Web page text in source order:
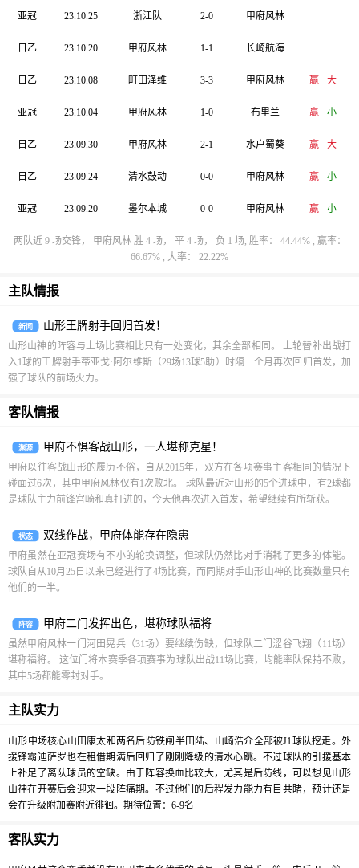
亚冠 23.10.25 浙江队 2-0 甲府风林
日乙 23.10.20 甲府风林 1-1 长崎航海
日乙 23.10.08 町田泽维 3-3 甲府风林 赢 大
亚冠 23.10.04 甲府风林 1-0 布里兰 赢 小
日乙 23.09.30 甲府风林 2-1 水户蜀葵 赢 大
日乙 23.09.24 清水鼓动 0-0 甲府风林 赢 小
亚冠 23.09.20 墨尔本城 0-0 甲府风林 赢 小
两队近 9 场交锋， 甲府风林 胜 4 场， 平 4 场， 负 1 场, 胜率： 44.44% , 赢率：
66.67% , 大率： 22.22%
主队情报
新闻 山形王牌射手回归首发！
山形山神的阵容与上场比赛相比只有一处变化，其余全部相同。 上轮替补出战打
入1球的王牌射手蒂亚戈·阿尔维斯（29场13球5助）时隔一个月再次回归首发，加
强了球队的前场火力。
客队情报
渊源 甲府不惧客战山形，一人堪称克星！
甲府以往客战山形的履历不俗，自从2015年，双方在各项赛事主客相同的情况下
碰面过6次，其中甲府风林仅有1次败北。 球队最近对山形的5个进球中，有2球都
是球队主力前锋宫崎和真打进的，今天他再次进入首发，希望继续有所斩获。
状态 双线作战，甲府体能存在隐患
甲府虽然在亚冠赛场有不小的轮换调整，但球队仍然比对手消耗了更多的体能。
球队自从10月25日以来已经进行了4场比赛，而同期对手山形山神的比赛数量只有
他们的一半。
阵容 甲府二门发挥出色，堪称球队福将
虽然甲府风林一门河田晃兵（31场）要继续伤缺，但球队二门涩谷飞翔（11场）
堪称福将。 这位门将本赛季各项赛事为球队出战11场比赛，均能率队保持不败，
其中5场都能零封对手。
主队实力
山形中场核心山田康太和两名后防铁闸半田陆、山崎浩介全部被J1球队挖走。外
援锋霸迪萨罗也在租借期满后回归了刚刚降级的清水心跳。不过球队的引援基本
上补足了离队球员的空缺。由于阵容换血比较大，尤其是后防线，可以想见山形
山神在开赛后会迎来一段阵痛期。不过他们的后程发力能力有目共睹，预计还是
会在升级附加赛附近徘徊。期待位置：6-9名
客队实力